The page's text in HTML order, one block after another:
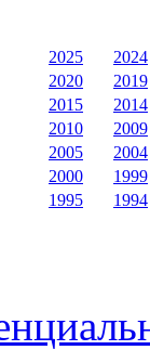
2025
2024
2020
2019
2015
2014
2010
2009
2005
2004
2000
1999
1995
1994